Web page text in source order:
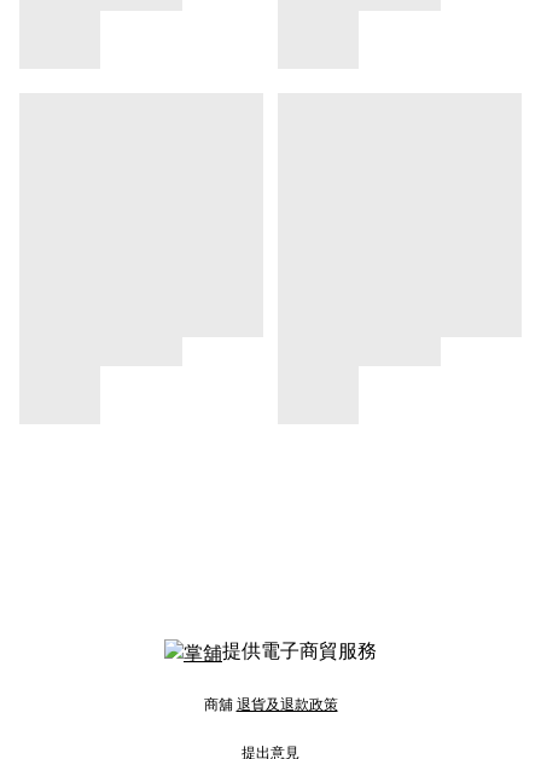
提供電子商貿服務
商舖 退貨及退款政策
提出意見